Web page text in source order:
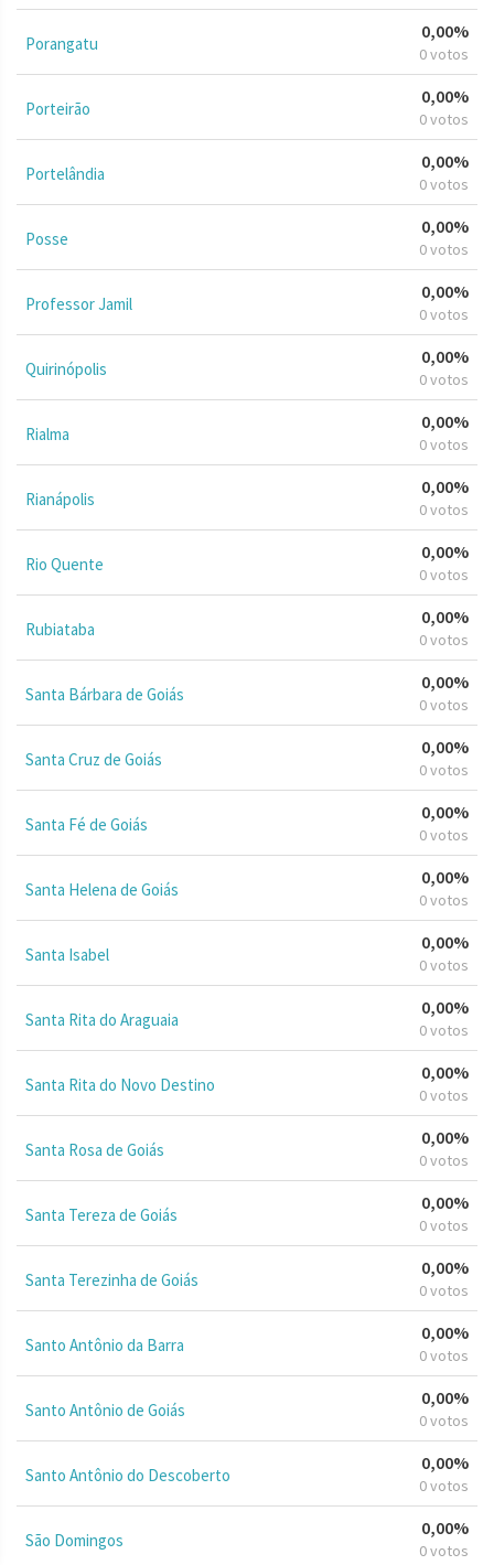
Porangatu
0,00%
0 votos
Porteirão
0,00%
0 votos
Portelândia
0,00%
0 votos
Posse
0,00%
0 votos
Professor Jamil
0,00%
0 votos
Quirinópolis
0,00%
0 votos
Rialma
0,00%
0 votos
Rianápolis
0,00%
0 votos
Rio Quente
0,00%
0 votos
Rubiataba
0,00%
0 votos
Santa Bárbara de Goiás
0,00%
0 votos
Santa Cruz de Goiás
0,00%
0 votos
Santa Fé de Goiás
0,00%
0 votos
Santa Helena de Goiás
0,00%
0 votos
Santa Isabel
0,00%
0 votos
Santa Rita do Araguaia
0,00%
0 votos
Santa Rita do Novo Destino
0,00%
0 votos
Santa Rosa de Goiás
0,00%
0 votos
Santa Tereza de Goiás
0,00%
0 votos
Santa Terezinha de Goiás
0,00%
0 votos
Santo Antônio da Barra
0,00%
0 votos
Santo Antônio de Goiás
0,00%
0 votos
Santo Antônio do Descoberto
0,00%
0 votos
São Domingos
0,00%
0 votos